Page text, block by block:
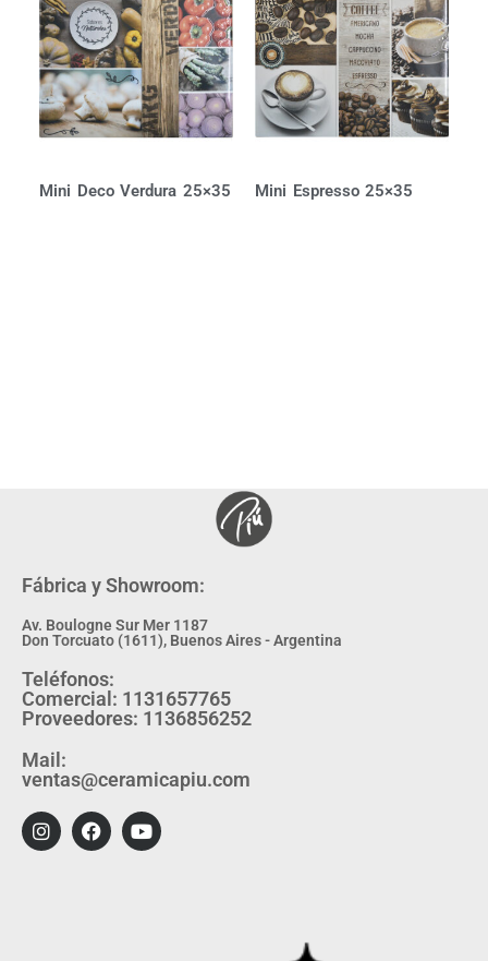
Mini Deco Verdura 25×35 Mini Espresso 25×35
Fábrica y Showroom:
Av. Boulogne Sur Mer 1187
Don Torcuato (1611), Buenos Aires - Argentina
Teléfonos:
Comercial: 1131657765
Proveedores: 1136856252
Mail:
ventas@ceramicapiu.com